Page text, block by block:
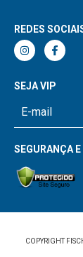
REDES
SEJA VIP
SEGURANÇA
COPYRIGHT